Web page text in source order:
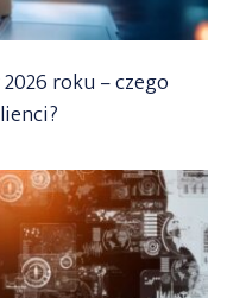
roku – czego